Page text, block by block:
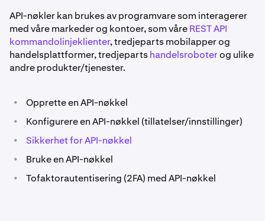
API-nøkler kan brukes av programvare som interagerer
med våre markeder og kontoer, som våreREST API
kommandolinjeklienter, tredjeparts mobilapper og
handelsplattformer, tredjepartshandelsroboterog ulike
andre produkter/tjenester.
• Opprette en API-nøkkel
• Konfigurere en API-nøkkel (tillatelser/innstillinger)
• Sikkerhet for API-nøkkel
• Bruke en API-nøkkel
• Tofaktorautentisering (2FA) med API-nøkkel